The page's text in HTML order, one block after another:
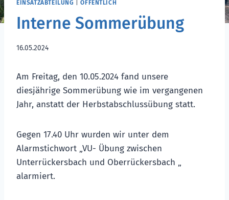
EINSATZABTEILUNG |ÖFFENTLICH
Interne Sommerübung
16.05.2024
Am Freitag, den 10.05.2024 fand unsere
diesjährige Sommerübung wie im vergangenen
Jahr, anstatt der Herbstabschlussübung statt.
Gegen 17.40 Uhr wurden wir unter dem
Alarmstichwort „VU- Übung zwischen
Unterrückersbach und Oberrückersbach „
alarmiert.